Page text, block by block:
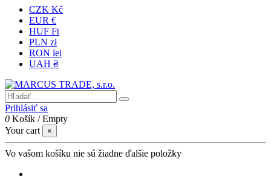
CZK Kč
EUR €
HUF Ft
PLN zł
RON lei
UAH ₴
Prihlásiť sa
0 Košík /Empty
Your cart
×
Vo vašom košíku nie sú žiadne ďalšie položky